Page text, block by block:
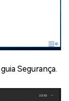
Segurança.